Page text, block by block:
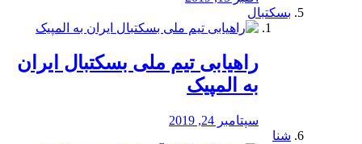
بسکتبال
راهیابی تیم ملی بسکتبال ایران
به المپیک
سپتامبر 24, 2019
شنا